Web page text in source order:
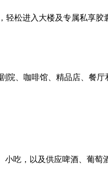
松进入大楼及专属私享胶
、咖啡馆、精品店、餐厅
吃，以及供应啤酒、葡萄